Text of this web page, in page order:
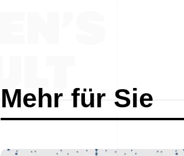
Mehr für Sie